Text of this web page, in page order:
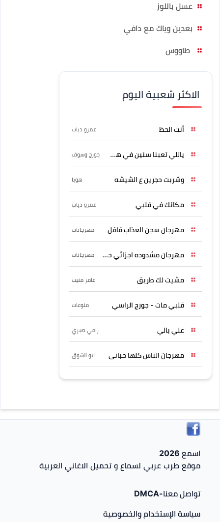
عسل باللوز
بعدين وياك مع دافي
طاووس
الاكثر شعبية اليوم
أنت الحظ عمرو دياب
ياللي تعبنا سنين في هواه جورج وسوف
وشربت حجرين ع الشيشه هوبا
مكانك في قلبي عمرو دياب
مهرجان سجن العذاب قافل مهرجانات
مهرجان مشدوده اجزائي حربونى مهرجانات
مشيت لك طريق عامر منيب
قلبي مات - جورج الراسي منوعات
علي بالي رامي صبري
مهرجان الناس كلها حبانى ابو الشوق
اسمع 2026
موقع طرب عربي لسماع و تحميل الاغاني العربية
تواصل معنا-DMCA
سياسة الإستخدام والخصوصية